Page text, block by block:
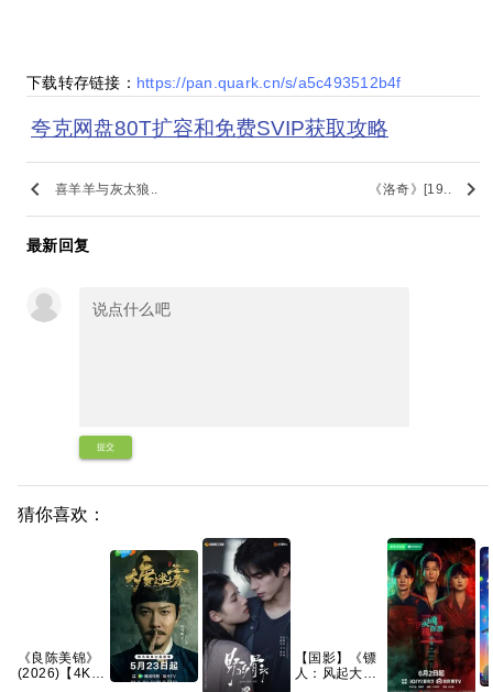
下载转存链接： https://pan.quark.cn/s/a5c493512b4f
夸克网盘80T扩容和免费SVIP获取攻略
keyboard_arrow_left 喜羊羊与灰太狼.. 《洛奇》[19.. keyboard_arrow_right
最新回复
提交
猜你喜欢：
《良陈美锦》
(2026)【4K】
【国影】《镖
人：风起大漠